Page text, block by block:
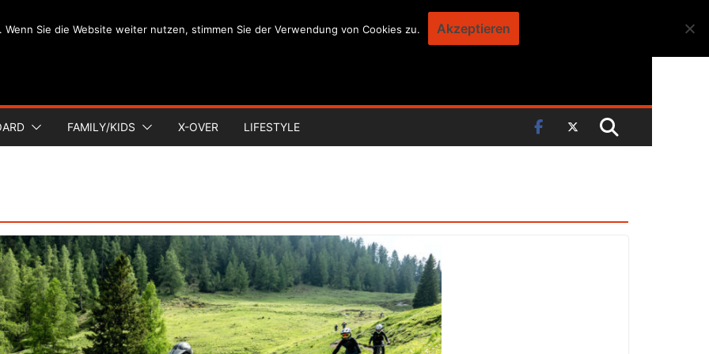
FAMILY/KIDS X-OVER LIFESTYLE
Wenn Sie die Website weiter nutzen, stimmen Sie der Verwendung von Cookies zu. Akzeptieren